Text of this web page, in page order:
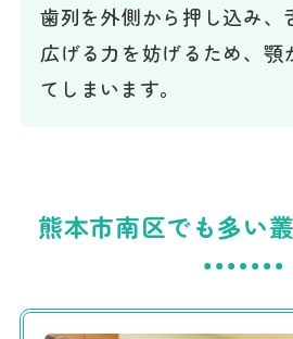
歯列を外側から押し込み、
広げる力を妨げるため、顎
てしまいます。
熊本市南区でも多い